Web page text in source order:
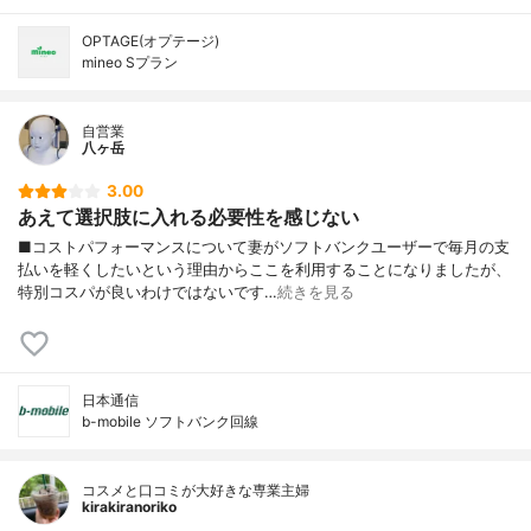
OPTAGE(オプテージ)
mineo Sプラン
自営業
八ヶ岳
3.00
あえて選択肢に入れる必要性を感じない
■コストパフォーマンスについて妻がソフトバンクユーザーで毎月の支
払いを軽くしたいという理由からここを利用することになりましたが、
特別コスパが良いわけではないです…続きを見る
日本通信
b-mobile ソフトバンク回線
コスメと口コミが大好きな専業主婦
kirakiranoriko